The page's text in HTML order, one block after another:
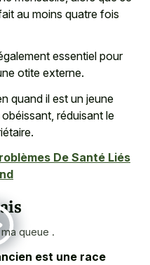
au moins quatre fois
essentiel pour
otite externe.
quand il est un jeune
réduisant le
De Santé Liés
queue .
est une race